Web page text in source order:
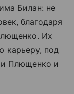
Билан: не
благодаря
Их
карьеру, под
Плющенко и